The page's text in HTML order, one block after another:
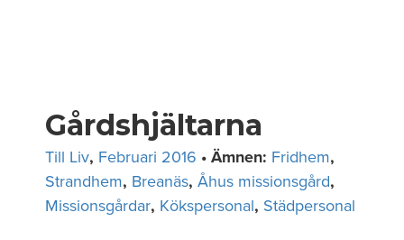
Gårdshjältarna
Till Liv, Februari 2016 • Ämnen: Fridhem,
Strandhem, Breanäs, Åhus missionsgård,
Missionsgårdar, Kökspersonal, Städpersonal